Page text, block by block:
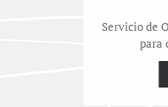
Servicio de
para